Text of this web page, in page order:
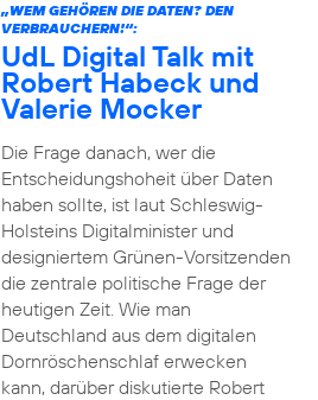
„WEM GEHÖREN DIE DATEN? DEN
VERBRAUCHERN!“:
UdL Digital Talk mit
Robert Habeck und
Valerie Mocker
Die Frage danach, wer die
Entscheidungshoheit über Daten
haben sollte, ist laut Schleswig-
Holsteins Digitalminister und
designiertem Grünen-Vorsitzenden
die zentrale politische Frage der
heutigen Zeit. Wie man
Deutschland aus dem digitalen
Dornröschenschlaf erwecken
kann, darüber diskutierte Robert